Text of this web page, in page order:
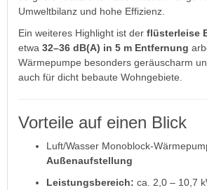
Umweltbilanz und hohe Effizienz.
Ein weiteres Highlight ist der flüsterleise
etwa 32–36 dB(A) in 5 m Entfernung
Wärmepumpe besonders geräuscharm
auch für dicht bebaute Wohngebiete.
Vorteile auf einen Blick
Luft/Wasser Monoblock-
Außenaufstellung
Leistungsbereich: ca. 2,0 – 10,7